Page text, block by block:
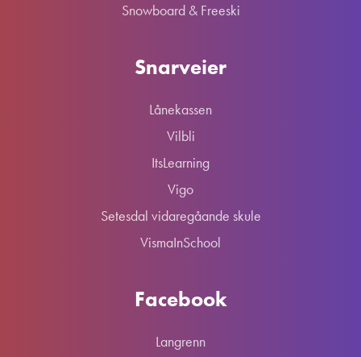
Snowboard & Freeski
Snarveier
Lånekassen
Vilbli
ItsLearning
Vigo
Setesdal vidaregåande skule
VismaInSchool
Facebook
Langrenn